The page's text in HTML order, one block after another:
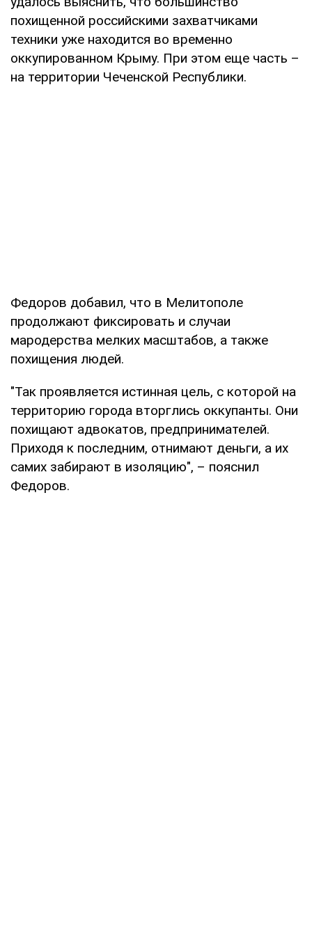
похищенной российскими захватчиками
техники уже находится во временно
оккупированном Крыму. При этом еще часть –
на территории Чеченской Республики.
Федоров добавил, что в Мелитополе
продолжают фиксировать и случаи
мародерства мелких масштабов, а также
похищения людей.
"Так проявляется истинная цель, с которой на
территорию города вторглись оккупанты. Они
похищают адвокатов, предпринимателей.
Приходя к последним, отнимают деньги, а их
самих забирают в изоляцию", – пояснил
Федоров.